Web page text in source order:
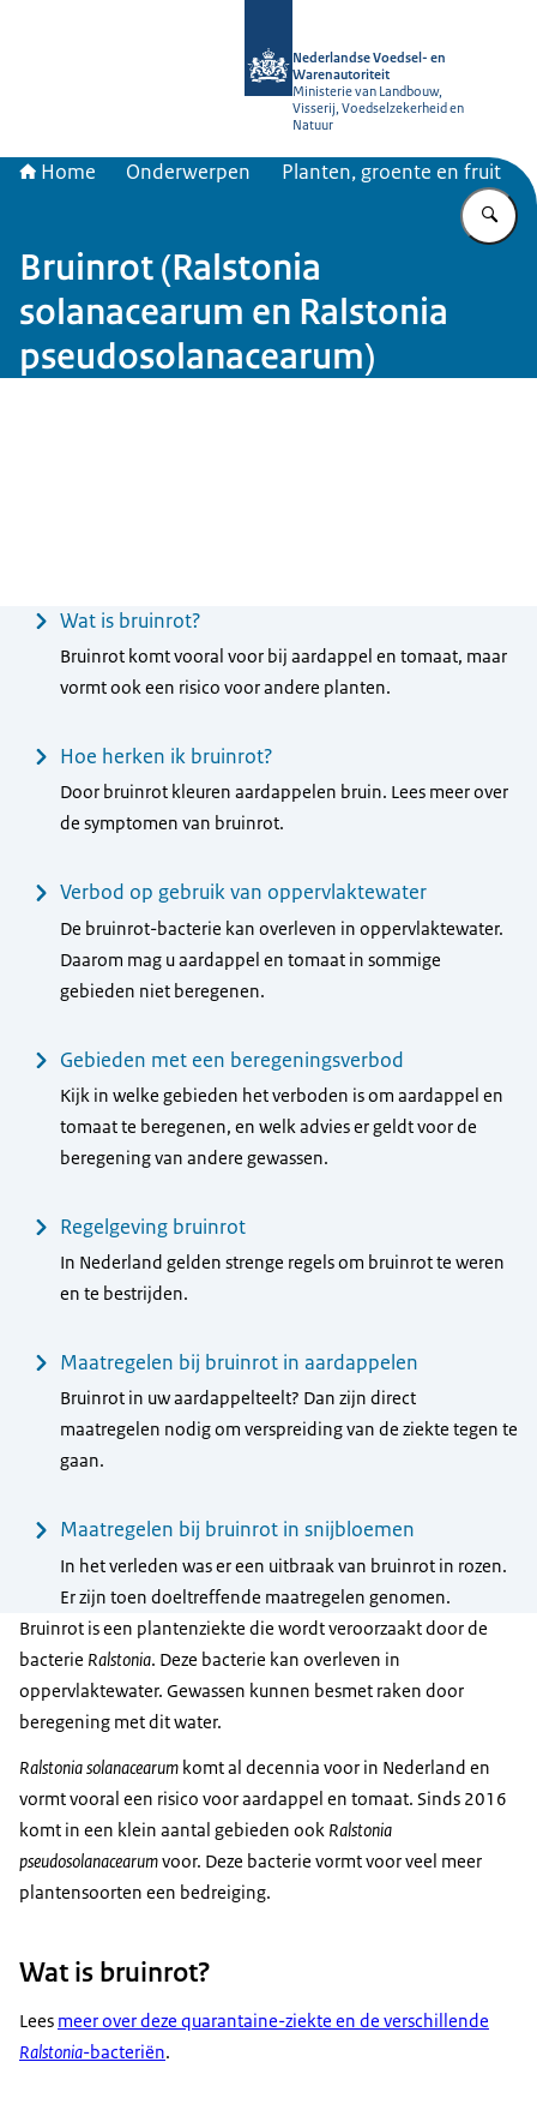
Nederlandse Voedsel- en
Warenautoriteit
Ministerie van Landbouw,
Visserij, Voedselzekerheid en
Natuur
Home Onderwerpen Planten, groente en fruit
Bruinrot (Ralstonia
solanacearum en Ralstonia
pseudosolanacearum)
MenuWat is bruinrot?
Bruinrot komt vooral voor bij aardappel en tomaat, maar
vormt ook een risico voor andere planten.
Hoe herken ik bruinrot?
Door bruinrot kleuren aardappelen bruin. Lees meer over
de symptomen van bruinrot.
Verbod op gebruik van oppervlaktewater
De bruinrot-bacterie kan overleven in oppervlaktewater.
Daarom mag u aardappel en tomaat in sommige
gebieden niet beregenen.
Gebieden met een beregeningsverbod
Kijk in welke gebieden het verboden is om aardappel en
tomaat te beregenen, en welk advies er geldt voor de
beregening van andere gewassen.
Regelgeving bruinrot
In Nederland gelden strenge regels om bruinrot te weren
en te bestrijden.
Maatregelen bij bruinrot in aardappelen
Bruinrot in uw aardappelteelt? Dan zijn direct
maatregelen nodig om verspreiding van de ziekte tegen te
gaan.
Maatregelen bij bruinrot in snijbloemen
In het verleden was er een uitbraak van bruinrot in rozen.
Er zijn toen doeltreffende maatregelen genomen.
Bruinrot is een plantenziekte die wordt veroorzaakt door de
bacterie Ralstonia. Deze bacterie kan overleven in
oppervlaktewater. Gewassen kunnen besmet raken door
beregening met dit water.
Ralstonia solanacearum komt al decennia voor in Nederland en
vormt vooral een risico voor aardappel en tomaat. Sinds 2016
komt in een klein aantal gebieden ook Ralstonia
pseudosolanacearumvoor. Deze bacterie vormt voor veel meer
plantensoorten een bedreiging.
Wat is bruinrot?
Lees meer over deze quarantaine-ziekte en de verschillende
Ralstonia-bacteriën.